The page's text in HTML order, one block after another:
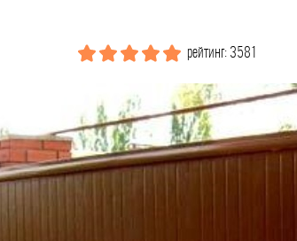
рейтинг: 3581